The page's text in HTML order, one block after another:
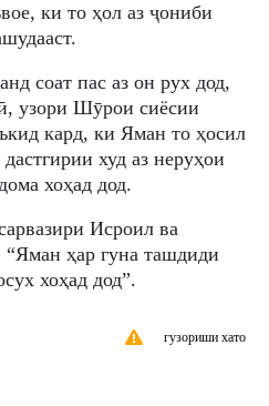
ки то ҳол аз ҷониби
соат пас аз он рух дод,
узори Шӯрои сиёсии
кард, ки Яман то ҳосил
худ аз неруҳои
хоҳад дод.
Исроил ва
ҳар гуна ташдиди
хоҳад дод”.
гузориши хато